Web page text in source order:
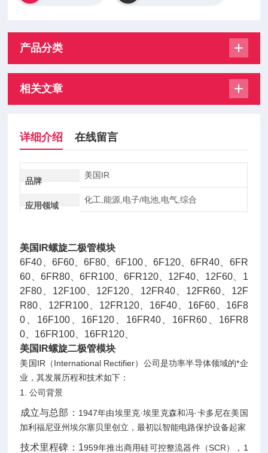
产品分类
相关文章
详细介绍 在线留言
品牌
美国IR
应用领域
化工,能源,电子/电池,电气,综合
美国IR螺旋二极管模块
6F40、6F60、6F80、6F100、6F120、6FR40、6FR
60、6FR80、6FR100、6FR120、12F40、12F60、1
2F80、12F100、12F120、12FR40、12FR60、12F
R80、12FR100、12FR120、16F40、16F60、16F8
0、16F100、16F120、16FR40、16FR60、16FR8
0、16FR100、16FR120、
美国IR螺旋二极管模块
美国IR（International Rectifier）公司是功率半导体领域的*企
业，其发展历程和技术如下：
1. ‌公司背景
‌成立与总部‌： 1947年由埃里克·埃里克森和冯·卡多尼在美国
加利福尼亚州埃尔塞贝里创立，最初以智能电路保护设备起家
‌技术里程碑‌：1959年推出商用硅可控整流器件（SCR），1